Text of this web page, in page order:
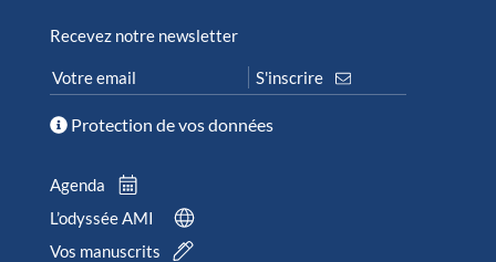
Recevez notre newsletter
Protection de vos données
Agenda
L’odyssée AMI
Vos manuscrits